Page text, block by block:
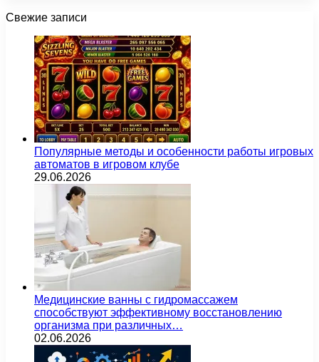
Свежие записи
Популярные методы и особенности работы игровых
автоматов в игровом клубе
29.06.2026
Медицинские ванны с гидромассажем
способствуют эффективному восстановлению
организма при различных…
02.06.2026